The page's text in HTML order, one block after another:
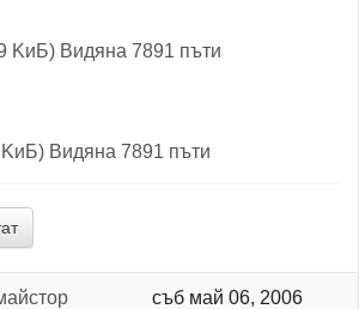
KиБ) Видяна 7891 пъти
Видяна 7891 пъти
съб май 06, 2006